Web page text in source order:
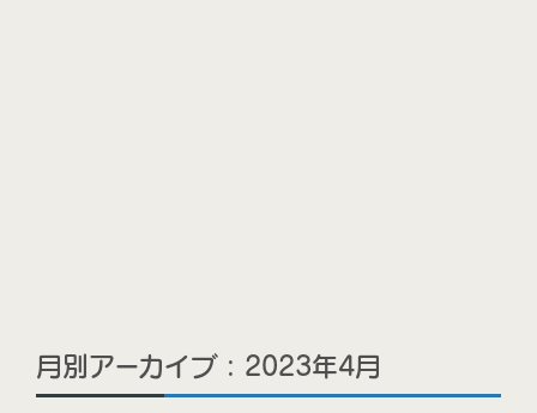
月別アーカイブ : 2023年4月